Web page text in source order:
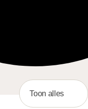
Toon alles